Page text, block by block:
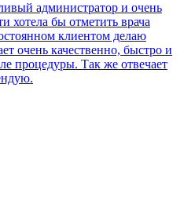
администратор и очень
хотела бы отметить врача
клиентом делаю
очень качественно, быстро и
процедуры. Так же отвечает